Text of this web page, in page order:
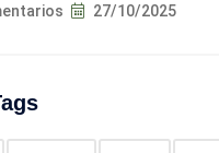
27/10/2025